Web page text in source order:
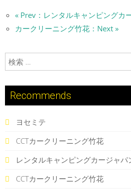
« Prev：レンタルキャンピングカ
カークリーニング竹花：Next »
検索:
Recommends
ヨセミテ
CCTカークリーニング竹花
レンタルキャンピングカージャパ
CCTカークリーニング竹花